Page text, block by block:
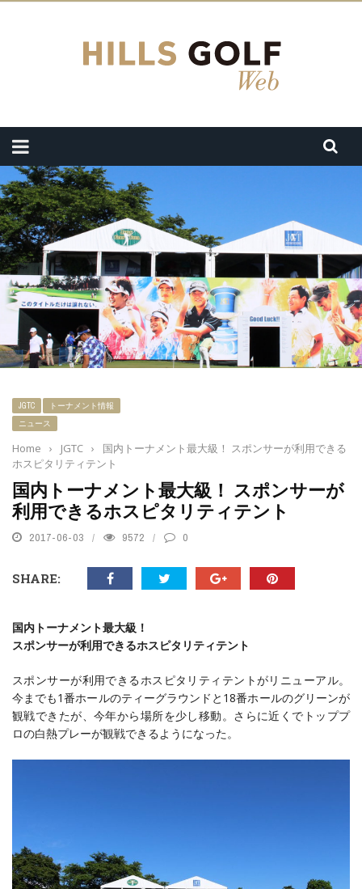
JGTC
トーナメント情報
ニュース
Home › JGTC ›
国内トーナメント最大級！ スポンサーが利用できる
ホスピタリティテント
国内トーナメント最大級！ スポンサーが
利用できるホスピタリティテント
2017-06-03 9572 0
SHARE:
国内トーナメント最大級！
スポンサーが利用できるホスピタリティテント
スポンサーが利用できるホスピタリティテントがリニューアル。
今までも1番ホールのティーグラウンドと18番ホールのグリーンが
観戦できたが、今年から場所を少し移動。さらに近くでトッププ
ロの白熱プレーが観戦できるようになった。